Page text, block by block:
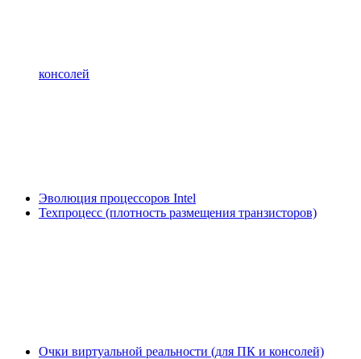
консолей
Эволюция процессоров Intel
Техпроцесс (плотность размещения транзисторов)
Очки виртуальной реальности (для ПК и консолей)